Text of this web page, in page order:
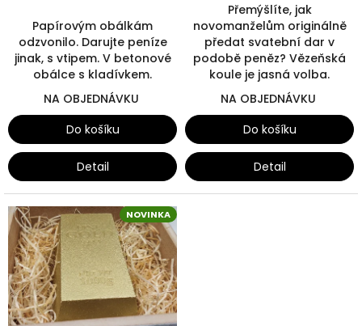
Papírovým obálkám
odzvonilo. Darujte peníze
jinak, s vtipem. V betonové
obálce s kladívkem.
NA OBJEDNÁVKU
Do košíku
Detail
Přemýšlíte, jak
novomanželům originálně
předat svatební dar v
podobě peněz? Vězeňská
koule je jasná volba.
NA OBJEDNÁVKU
Do košíku
Detail
NOVINKA